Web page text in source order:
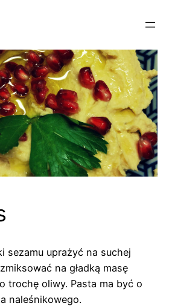
sezamu uprażyć na suchej
na gładką masę
trochę oliwy. Pasta ma być o
naleśnikowego.